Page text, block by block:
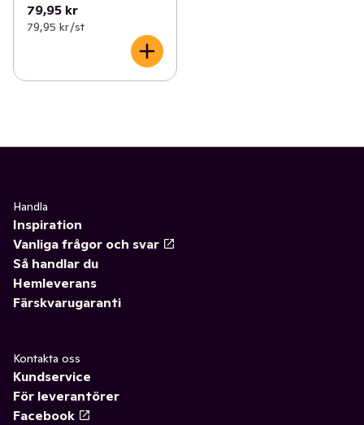
79,95 kr
79,95 kr /st
Handla
Inspiration
Vanliga frågor och svar
Så handlar du
Hemleverans
Färskvarugaranti
Kontakta oss
Kundservice
För leverantörer
Facebook